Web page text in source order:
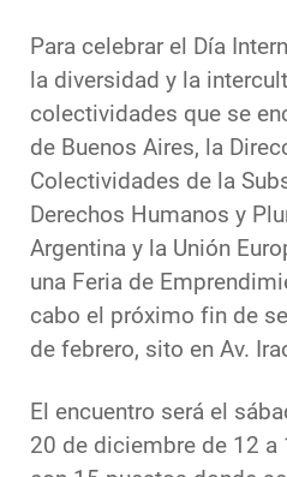
Para celebrar el Día
la diversidad y la
colectividades que se
de Buenos Aires, la
Colectividades de la
Derechos Humanos y
Argentina y la Unión
una Feria de
cabo el próximo fin de
de febrero, sito en Av.
El encuentro será el
20 de diciembre de 12 a